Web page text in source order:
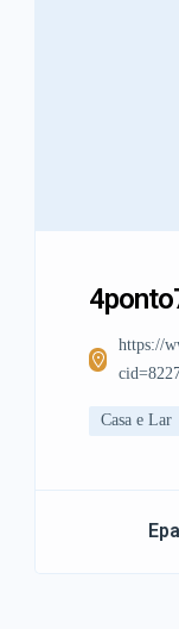
https://
Casa e Lar